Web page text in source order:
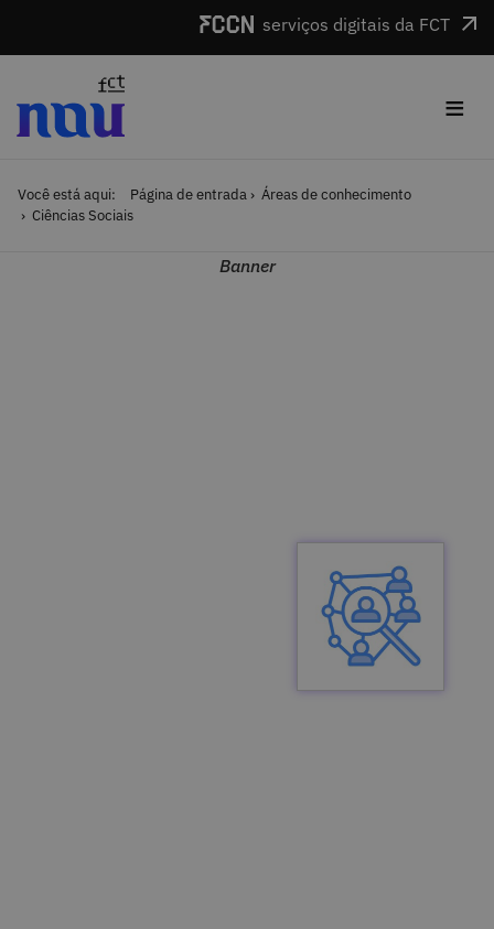
serviços digitais da FCT
≡
Você está aqui: Página de entrada
Áreas de conhecimento
Ciências Sociais
Banner